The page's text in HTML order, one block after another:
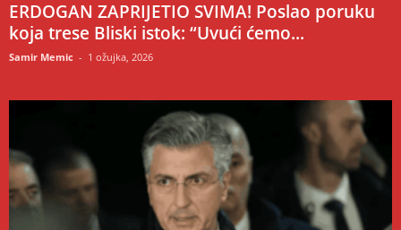
ERDOGAN ZAPRIJETIO SVIMA! Poslao poruku
koja trese Bliski istok: “Uvući ćemo...
Samir Memic - 1 ožujka, 2026